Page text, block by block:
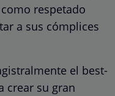
respetado
a sus cómplices
el best-
crear su gran